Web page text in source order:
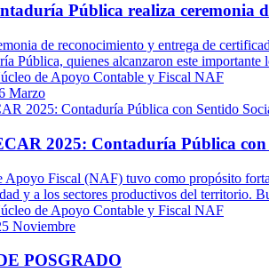
Pública realiza ceremonia
de reconocimiento y entrega de
Pública, quienes alcanzaron este
de Apoyo Contable y Fiscal NAF
Marzo
2025: Contaduría Pública con
Apoyo Fiscal (NAF) tuvo como propósito
y a los sectores productivos del territorio.
de Apoyo Contable y Fiscal NAF
Noviembre
POSGRADO